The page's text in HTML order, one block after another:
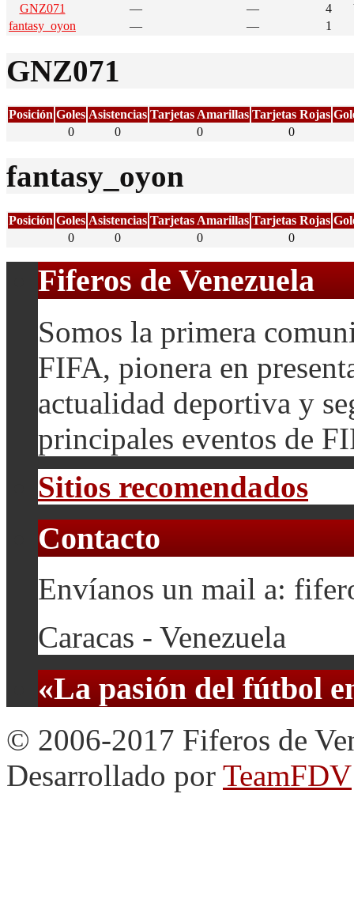
GNZ071
— — 4
fantasy_oyon
— — 1
GNZ071
Posición Goles Asistencias Tarjetas Amarillas Tarjetas Rojas
0
0 0 0
fantasy_oyon
Posición Goles Asistencias Tarjetas Amarillas Tarjetas Rojas
0
0 0 0
Fiferos de Venezuela
Somos la primera
FIFA, pionera en
actualidad deportiva y
principales eventos de
Sitios recomendados
Contacto
Envíanos un mail a:
Caracas - Venezuela
«La pasión del fútbol
© 2006-2017 Fiferos de
Desarrollado por TeamFDV